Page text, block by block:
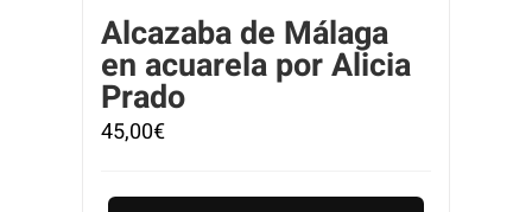
Alcazaba de Málaga
en acuarela por Alicia
Prado
45,00€